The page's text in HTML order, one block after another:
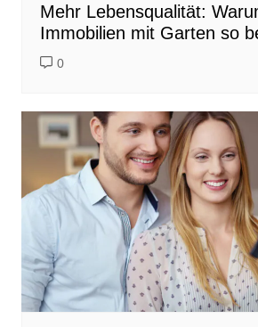
Mehr Lebensqualität:
Immobilien mit Garten so
0